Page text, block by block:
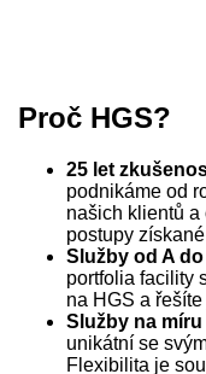
Proč HGS?
25 let
podnikáme od
našich klientů a
postupy
Služby od A do
portfolia facility
na HGS a
Služby na
unikátní se
Flexibilita je